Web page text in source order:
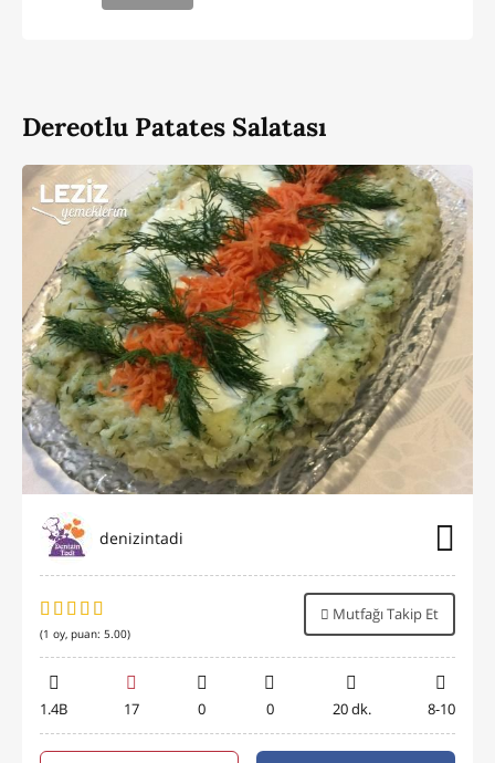
Dereotlu Patates Salatası
denizintadi
(1 oy, puan: 5.00)
Mutfağı Takip Et
1.4B 17 0 0 20 dk. 8-10